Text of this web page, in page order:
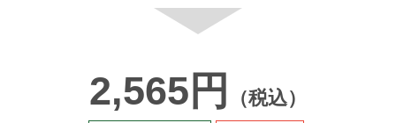
2,565円 （税込）